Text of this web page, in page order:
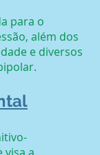
para o
além dos
e diversos